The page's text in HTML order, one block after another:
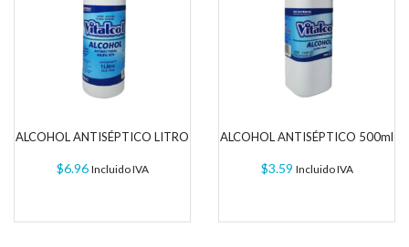
ALCOHOL ANTISÉPTICO LITRO
$6.96 Incluido IVA
ALCOHOL ANTISÉPTICO 500ml
$3.59 Incluido IVA